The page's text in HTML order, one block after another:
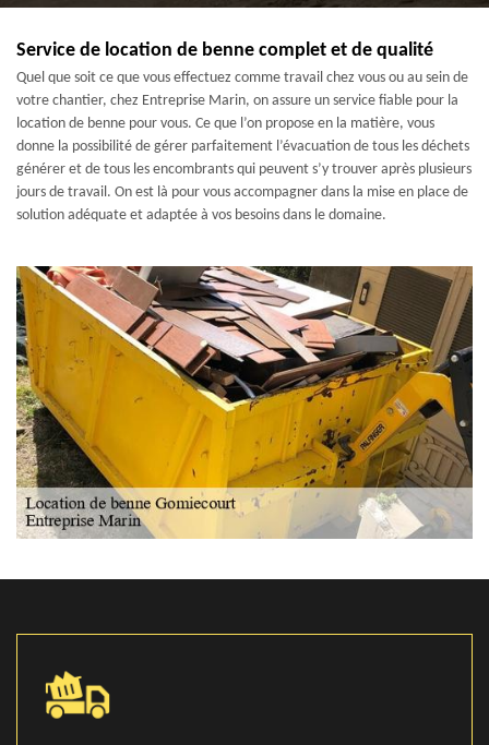
Service de location de benne complet et de qualité
Quel que soit ce que vous effectuez comme travail chez vous ou au sein de
votre chantier, chez Entreprise Marin, on assure un service fiable pour la
location de benne pour vous. Ce que l’on propose en la matière, vous
donne la possibilité de gérer parfaitement l’évacuation de tous les déchets
générer et de tous les encombrants qui peuvent s’y trouver après plusieurs
jours de travail. On est là pour vous accompagner dans la mise en place de
solution adéquate et adaptée à vos besoins dans le domaine.